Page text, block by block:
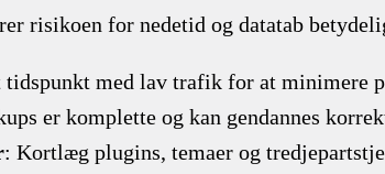
risikoen for nedetid og datatab
med lav trafik for at minimere
er komplette og kan gendannes
: Kortlæg plugins, temaer og